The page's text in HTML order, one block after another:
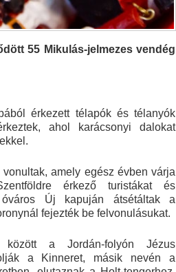
55 Mikulás-jelmezes vendég
érkezett télapók és télanyók
ahol karácsonyi dalokat
amely egész évben várja
érkező turistákat és
Új kapuján átsétáltak a
fejezték be felvonulásukat.
között a Jordán-folyón Jézus
a Kinneret, másik nevén a